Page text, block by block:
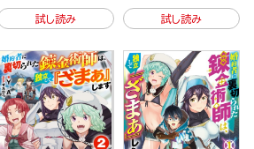
試し読み 試し読み